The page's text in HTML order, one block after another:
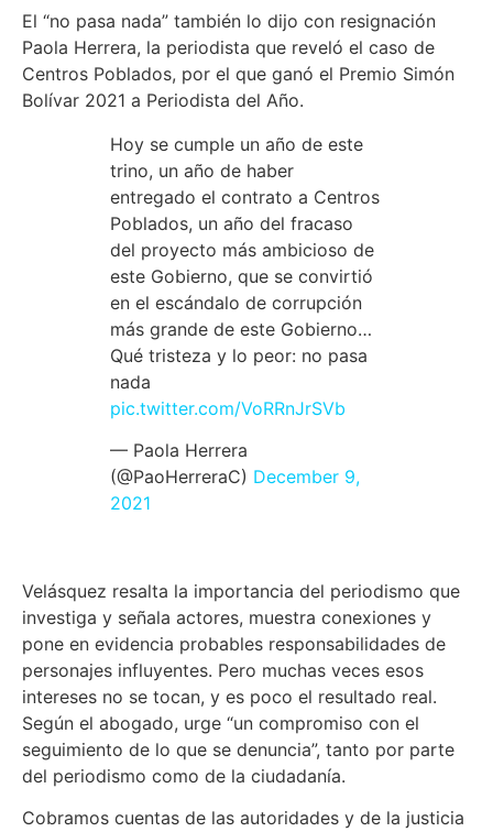
El “no pasa nada” también lo dijo con resignación
Paola Herrera, la periodista que reveló el caso de
Centros Poblados, por el que ganó el Premio Simón
Bolívar 2021 a Periodista del Año.
Hoy se cumple un año de este
trino, un año de haber
entregado el contrato a Centros
Poblados, un año del fracaso
del proyecto más ambicioso de
este Gobierno, que se convirtió
en el escándalo de corrupción
más grande de este Gobierno…
Qué tristeza y lo peor: no pasa
nada
pic.twitter.com/VoRRnJrSVb
— Paola Herrera
(@PaoHerreraC) December 9,
2021
Velásquez resalta la importancia del periodismo que
investiga y señala actores, muestra conexiones y
pone en evidencia probables responsabilidades de
personajes influyentes. Pero muchas veces esos
intereses no se tocan, y es poco el resultado real.
Según el abogado, urge “un compromiso con el
seguimiento de lo que se denuncia”, tanto por parte
del periodismo como de la ciudadanía.
Cobramos cuentas de las autoridades y de la justicia